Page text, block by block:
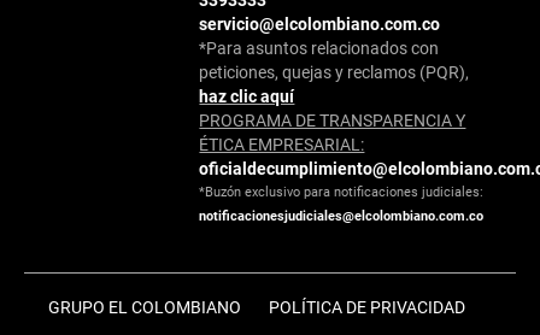
servicio@elcolombiano.com.co
*Para asuntos relacionados con
peticiones, quejas y reclamos (PQR),
haz clic aquí
PROGRAMA DE TRANSPARENCIA Y
ÉTICA EMPRESARIAL:
*Buzón exclusivo para notificaciones judiciales:
notificacionesjudiciales@elcolombiano.com.co
GRUPO EL COLOMBIANO POLÍTICA DE PRIVACIDAD